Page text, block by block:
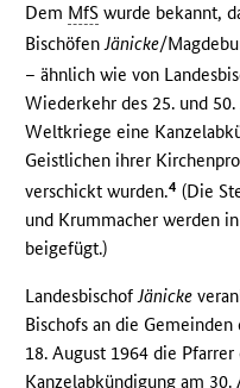
Dem MfS wurde bekannt,
BischöfenJänicke/
– ähnlich wie von
Wiederkehr des 25. und
Weltkriege eine
Geistlichen ihrer
verschickt wurden.4 (Die
und Krummacher werden
beigefügt.)
LandesbischofJänicke
Bischofs an die
18. August 1964 die
Kanzelabkündigung am 30.